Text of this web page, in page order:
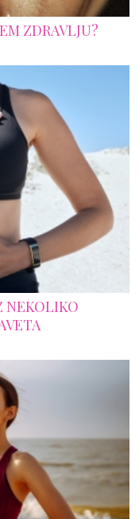
ZDRAVLJU?
NEKOLIKO